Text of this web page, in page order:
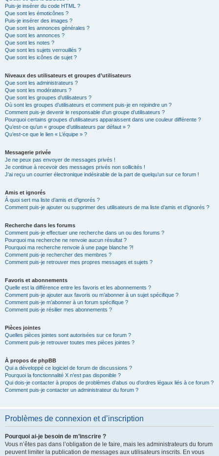
Puis-je insérer du code HTML ?
Que sont les émoticônes ?
Puis-je insérer des images ?
Que sont les annonces générales ?
Que sont les annonces ?
Que sont les notes ?
Que sont les sujets verrouillés ?
Que sont les icônes de sujet ?
Niveaux des utilisateurs et groupes d’utilisateurs
Que sont les administrateurs ?
Que sont les modérateurs ?
Que sont les groupes d’utilisateurs ?
Où sont les groupes d’utilisateurs et comment puis-je en rejoindre un ?
Comment puis-je devenir le responsable d’un groupe d’utilisateurs ?
Pourquoi certains groupes d’utilisateurs apparaissent dans une couleur différente ?
Qu’est-ce qu’un « groupe d’utilisateurs par défaut » ?
Qu’est-ce que le lien « L’équipe » ?
Messagerie privée
Je ne peux pas envoyer de messages privés !
Je continue à recevoir des messages privés non sollicités !
J’ai reçu un courrier électronique indésirable de la part de quelqu’un sur ce forum !
Amis et ignorés
À quoi sert ma liste d’amis et d’ignorés ?
Comment puis-je ajouter ou supprimer des utilisateurs de ma liste d’amis et d’ignorés ?
Recherche dans les forums
Comment puis-je effectuer une recherche dans un ou des forums ?
Pourquoi ma recherche ne renvoie aucun résultat ?
Pourquoi ma recherche renvoie à une page blanche ?!
Comment puis-je rechercher des membres ?
Comment puis-je retrouver mes propres messages et sujets ?
Favoris et abonnements
Quelle est la différence entre les favoris et les abonnements ?
Comment puis-je ajouter aux favoris ou m’abonner à un sujet spécifique ?
Comment puis-je m’abonner à un forum spécifique ?
Comment puis-je résilier mes abonnements ?
Pièces jointes
Quelles pièces jointes sont autorisées sur ce forum ?
Comment puis-je retrouver toutes mes pièces jointes ?
À propos de phpBB
Qui a développé ce logiciel de forum de discussions ?
Pourquoi la fonctionnalité X n’est pas disponible ?
Qui dois-je contacter à propos de problèmes d’abus ou d’ordres légaux liés à ce forum ?
Comment puis-je contacter un administrateur du forum ?
Problèmes de connexion et d’inscription
Pourquoi ai-je besoin de m’inscrire ?
Vous n’êtes pas dans l’obligation de le faire, mais les administrateurs du forum
peuvent limiter la publication de messages aux utilisateurs inscrits. En vous